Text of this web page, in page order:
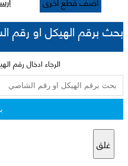
بحث برقم الهيكل او رقم
الرجاء ادخال رقم
غلق